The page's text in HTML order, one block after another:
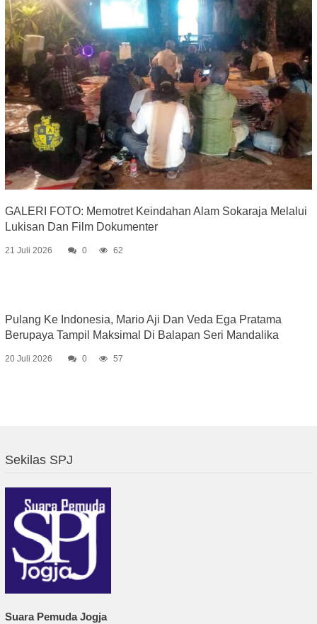
GALERI FOTO: Memotret Keindahan Alam Sokaraja Melalui
Lukisan Dan Film Dokumenter
21 Juli 2026 0 62
Pulang Ke Indonesia, Mario Aji Dan Veda Ega Pratama
Berupaya Tampil Maksimal Di Balapan Seri Mandalika
20 Juli 2026 0 57
Sekilas SPJ
Suara Pemuda Jogja